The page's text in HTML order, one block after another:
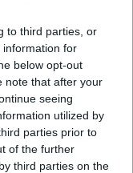
to third parties, or
information for
below opt-out
note that after your
seeing
utilized by
parties prior to
of the further
third parties on the
κοπούν όλα τα